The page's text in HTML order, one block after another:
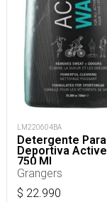
LM220604BA
Detergente
Deportiva
750 Ml
Grangers
$ 22.990